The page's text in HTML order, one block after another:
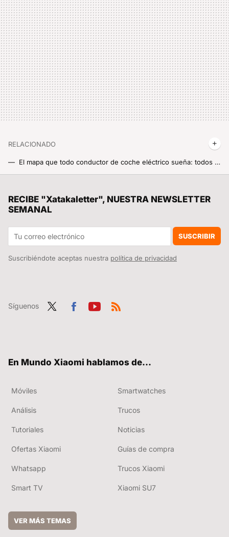
RELACIONADO
El mapa que todo conductor de coche eléctrico sueña: todos los puntos de carga para vehículos EV en España en la pantalla de tu móvil Xiaomi
RECIBE "Xatakaletter", NUESTRA NEWSLETTER
SEMANAL
SUSCRIBIR
Suscribiéndote aceptas nuestra política de privacidad
Síguenos
En Mundo Xiaomi hablamos de...
Móviles Smartwatches
Análisis Trucos
Tutoriales Noticias
Ofertas Xiaomi Guías de compra
Whatsapp Trucos Xiaomi
Smart TV Xiaomi SU7
VER MÁS TEMAS